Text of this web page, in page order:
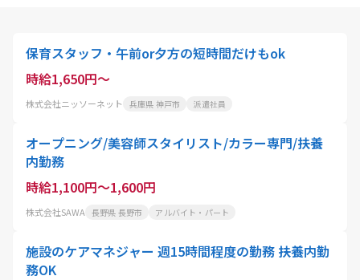
保育スタッフ・午前or夕方の短時間だけもok
時給1,650円～
株式会社ニッソーネット 兵庫県 神戸市 派遣社員
オープニング/美容師スタイリスト/カラー専門/扶養
内勤務
時給1,100円～1,600円
株式会社SAWA 長野県 長野市 アルバイト・パート
施設のケアマネジャー 週15時間程度の勤務 扶養内勤
務OK